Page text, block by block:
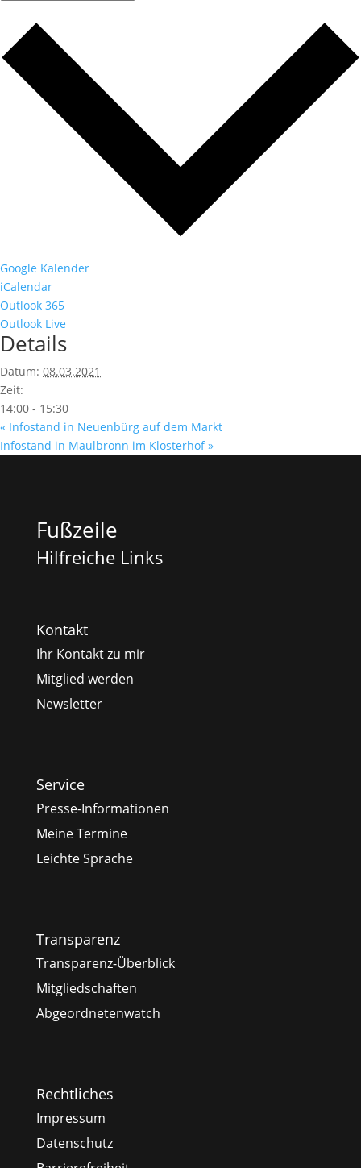
Google Kalender
iCalendar
Outlook 365
Outlook Live
Details
Datum: 08.03.2021
Zeit:
14:00 - 15:30
« Infostand in Neuenbürg auf dem Markt
Infostand in Maulbronn im Klosterhof»
Fußzeile
Hilfreiche Links
Kontakt
Ihr Kontakt zu mir
Mitglied werden
Newsletter
Service
Presse-Informationen
Meine Termine
Leichte Sprache
Transparenz
Transparenz-Überblick
Mitgliedschaften
Abgeordnetenwatch
Rechtliches
Impressum
Datenschutz